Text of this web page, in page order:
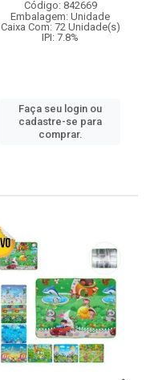
Código: 842669
Embalagem: Unidade
Caixa Com: 72 Unidade(s)
IPI: 7.8%
Faça seu login ou
cadastre-se para
comprar.